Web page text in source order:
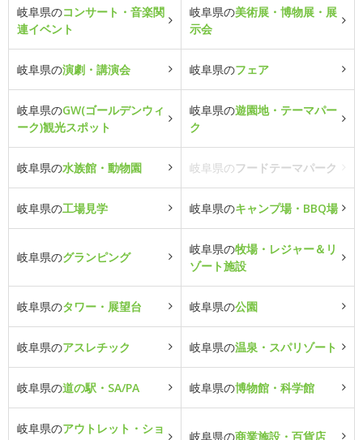
岐阜県のコンサート・音楽関
連イベント
岐阜県の美術展・博物展・展
示会
岐阜県の演劇・講演会 岐阜県のフェア
岐阜県のGW(ゴールデンウィ
ーク)観光スポット
岐阜県の遊園地・テーマパー
ク
岐阜県の水族館・動物園 岐阜県のフードテーマパーク
岐阜県の工場見学 岐阜県のキャンプ場・BBQ場
岐阜県のグランピング
岐阜県の牧場・レジャー＆リ
ゾート施設
岐阜県のタワー・展望台 岐阜県の公園
岐阜県のアスレチック 岐阜県の温泉・スパリゾート
岐阜県の道の駅・SA/PA 岐阜県の博物館・科学館
岐阜県のアウトレット・ショ
岐阜県の商業施設・百貨店